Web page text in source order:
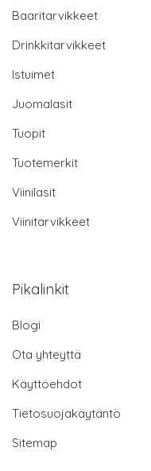
Baaritarvikkeet
Drinkkitarvikkeet
Istuimet
Juomalasit
Tuopit
Tuotemerkit
Viinilasit
Viinitarvikkeet
Pikalinkit
Blogi
Ota yhteyttä
Käyttöehdot
Tietosuojakäytäntö
Sitemap